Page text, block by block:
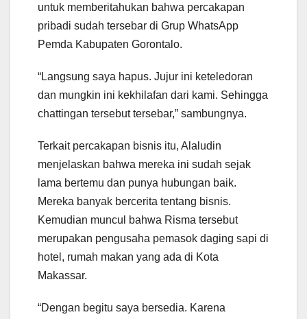
untuk memberitahukan bahwa percakapan
pribadi sudah tersebar di Grup WhatsApp
Pemda Kabupaten Gorontalo.
“Langsung saya hapus. Jujur ini keteledoran
dan mungkin ini kekhilafan dari kami. Sehingga
chattingan tersebut tersebar,” sambungnya.
Terkait percakapan bisnis itu, Alaludin
menjelaskan bahwa mereka ini sudah sejak
lama bertemu dan punya hubungan baik.
Mereka banyak bercerita tentang bisnis.
Kemudian muncul bahwa Risma tersebut
merupakan pengusaha pemasok daging sapi di
hotel, rumah makan yang ada di Kota
Makassar.
“Dengan begitu saya bersedia. Karena